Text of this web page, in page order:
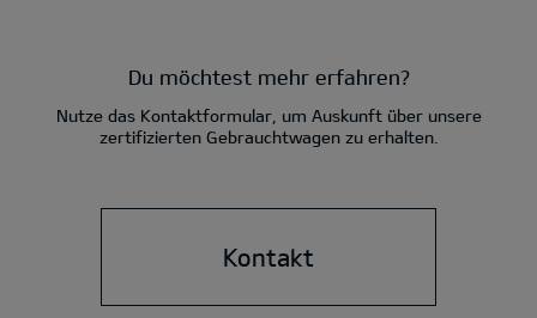
Du möchtest mehr erfahren?
Nutze das Kontaktformular, um Auskunft über unsere
zertifizierten Gebrauchtwagen zu erhalten.
Kontakt